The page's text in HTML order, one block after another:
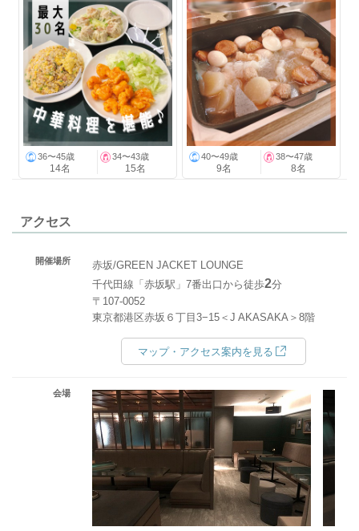
36〜45歳
14名
34〜43歳
15名
40〜49歳
9名
38〜47歳
8名
アクセス
開催場所
赤坂/GREEN JACKET LOUNGE
千代田線「赤坂駅」7番出口から徒歩2分
〒107-0052
東京都港区赤坂６丁目3−15＜J AKASAKA＞8階
マップ・アクセス案内を見る
会場